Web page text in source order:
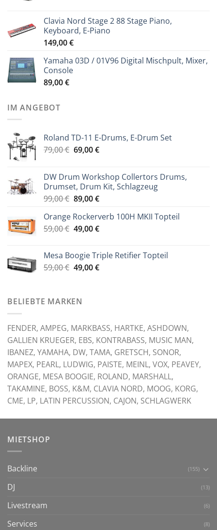
Clavia Nord Stage 2 88 Stage Piano,
Keyboard, E-Piano
149,00€
Yamaha 03D / 01V96 Digital Mischpult, Mixer,
Console
89,00€
IM ANGEBOT
Roland TD-11 E-Drums, E-Drum Set
79,00€ Ursprünglicher
79,00 €
69,00€Aktueller
69,00 €.
DW Drum Workshop Collertors Drums,
Drumset, Drum Kit, Schlagzeug
99,00€ Ursprünglicher
war:
99,00 €
89,00€Aktueller
ist:
89,00 €.
Orange Rockerverb 100H MKII Topteil
59,00€ Ursprünglicher
59,00 €
49,00€Aktueller
49,00 €.
Mesa Boogie Triple Retifier Topteil
59,00€ Ursprünglicher
59,00 €
49,00€Aktueller
BELIEBTE MARKEN
FENDER, AMPEG, MARKBASS, HARTKE, ASHDOWN,
GALLIEN KRUEGER, EBS, KONTRABASS, MUSIC MAN,
IBANEZ, YAMAHA, DW, TAMA, GRETSCH, SONOR,
MAPEX, PEARL, LUDWIG, PAISTE, MEINL, VOX, PEAVEY,
ORANGE, MESA BOOGIE, ROLAND, MARSHALL,
TAKAMINE, BOSS, K&M, CLAVIA NORD, MOOG, KORG,
CME, LP, LATIN PERCUSSION, CAJON, SCHLAGWERK
MIETSHOP
Backline (155)
DJ (13)
Livestream (6)
Services (8)